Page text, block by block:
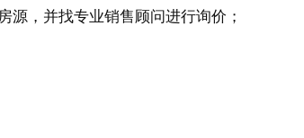
，并找专业销售顾问进行询价；